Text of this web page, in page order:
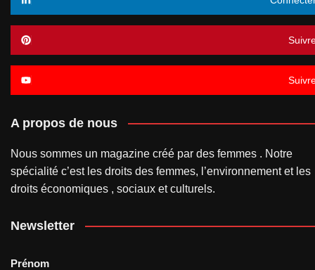
A propos de nous
Nous sommes un magazine créé par des femmes . Notre
spécialité c’est les droits des femmes, l’environnement et les
droits économiques , sociaux et culturels.
Newsletter
Prénom